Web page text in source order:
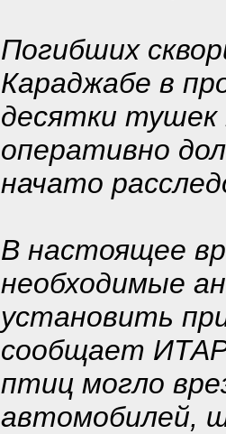
Погибших
Караджабе в
десятки
оперативно
начато
В настоящее
необходимые
установить
сообщает
птиц могло
автомобилей,